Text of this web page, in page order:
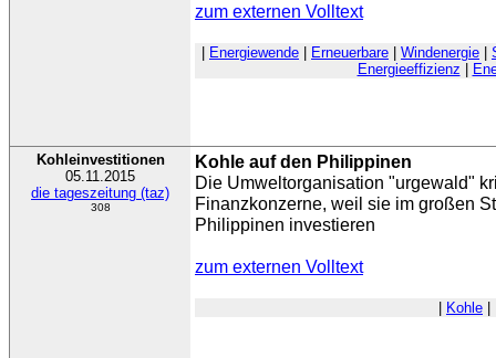
zum externen Volltext
Energiewende Erneuerbare Windenergie
Energieeffizienz
Kohleinvestitionen
05.11.2015
die tageszeitung (taz)
308
Kohle auf den Philippinen
Die Umweltorganisation "urgewald"
Finanzkonzerne, weil sie im großen
Philippinen investieren
zum externen Volltext
Kohle